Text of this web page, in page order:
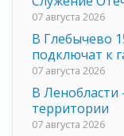
07 августа 2026
В Глебычево
подключат к
07 августа 2026
В
территории
07 августа 2026